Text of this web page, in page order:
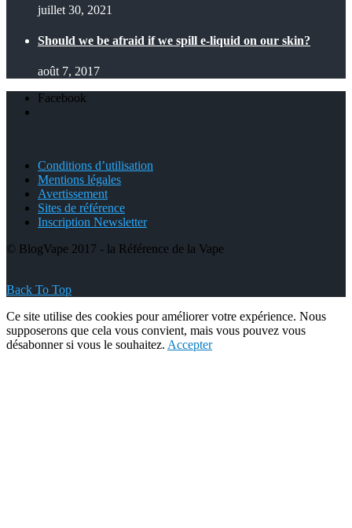
juillet 30, 2021
Should we be afraid if we spill e-liquid on our skin?
août 7, 2017
Facebook
Conditions d’utilisation
Mentions légales
Avertissement
Sites de référence
Inscription Newsletter
© BlogVape 2017 - la Référence de la Vape
Back To Top
Ce site utilise des cookies pour améliorer votre expérience. Nous
supposerons que cela vous convient, mais vous pouvez vous
désabonner si vous le souhaitez. Accepter